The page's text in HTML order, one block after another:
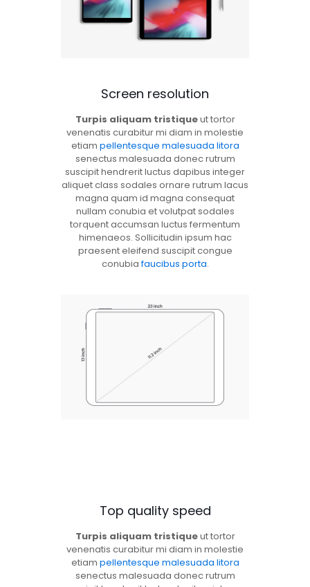
Screen resolution
Turpis aliquam tristiqueut tortor
venenatis curabitur mi diam in molestie
etiam pellentesque malesuada litora
senectus malesuada donec rutrum
suscipit hendrerit luctus dapibus integer
aliquet class sodales ornare rutrum lacus
magna quam id magna consequat
nullam conubia et volutpat sodales
torquent accumsan luctus fermentum
himenaeos. Sollicitudin ipsum hac
praesent eleifend suscipit congue
conubiafaucibus porta.
Top quality speed
Turpis aliquam tristiqueut tortor
venenatis curabitur mi diam in molestie
etiam pellentesque malesuada litora
senectus malesuada donec rutrum